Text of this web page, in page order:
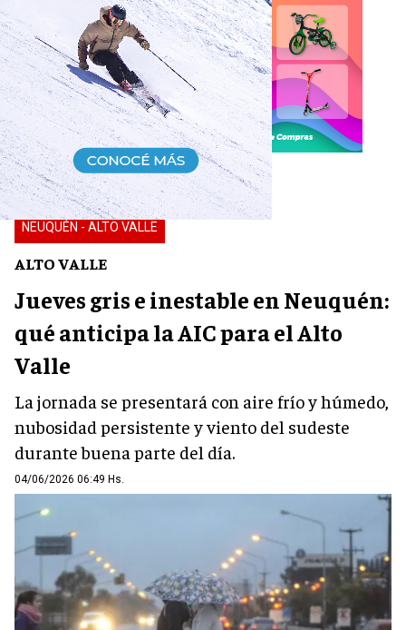
NEUQUÉN - ALTO VALLE
ALTO VALLE
Jueves gris e inestable en Neuquén:
qué anticipa la AIC para el Alto
Valle
La jornada se presentará con aire frío y húmedo,
nubosidad persistente y viento del sudeste
durante buena parte del día.
04/06/2026 06:49 Hs.